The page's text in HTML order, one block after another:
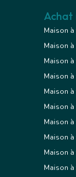
Achat
Maison à
Maison à
Maison à
Maison
Maison
Maison à
Maison à
Maison à
Maison à
Maison à